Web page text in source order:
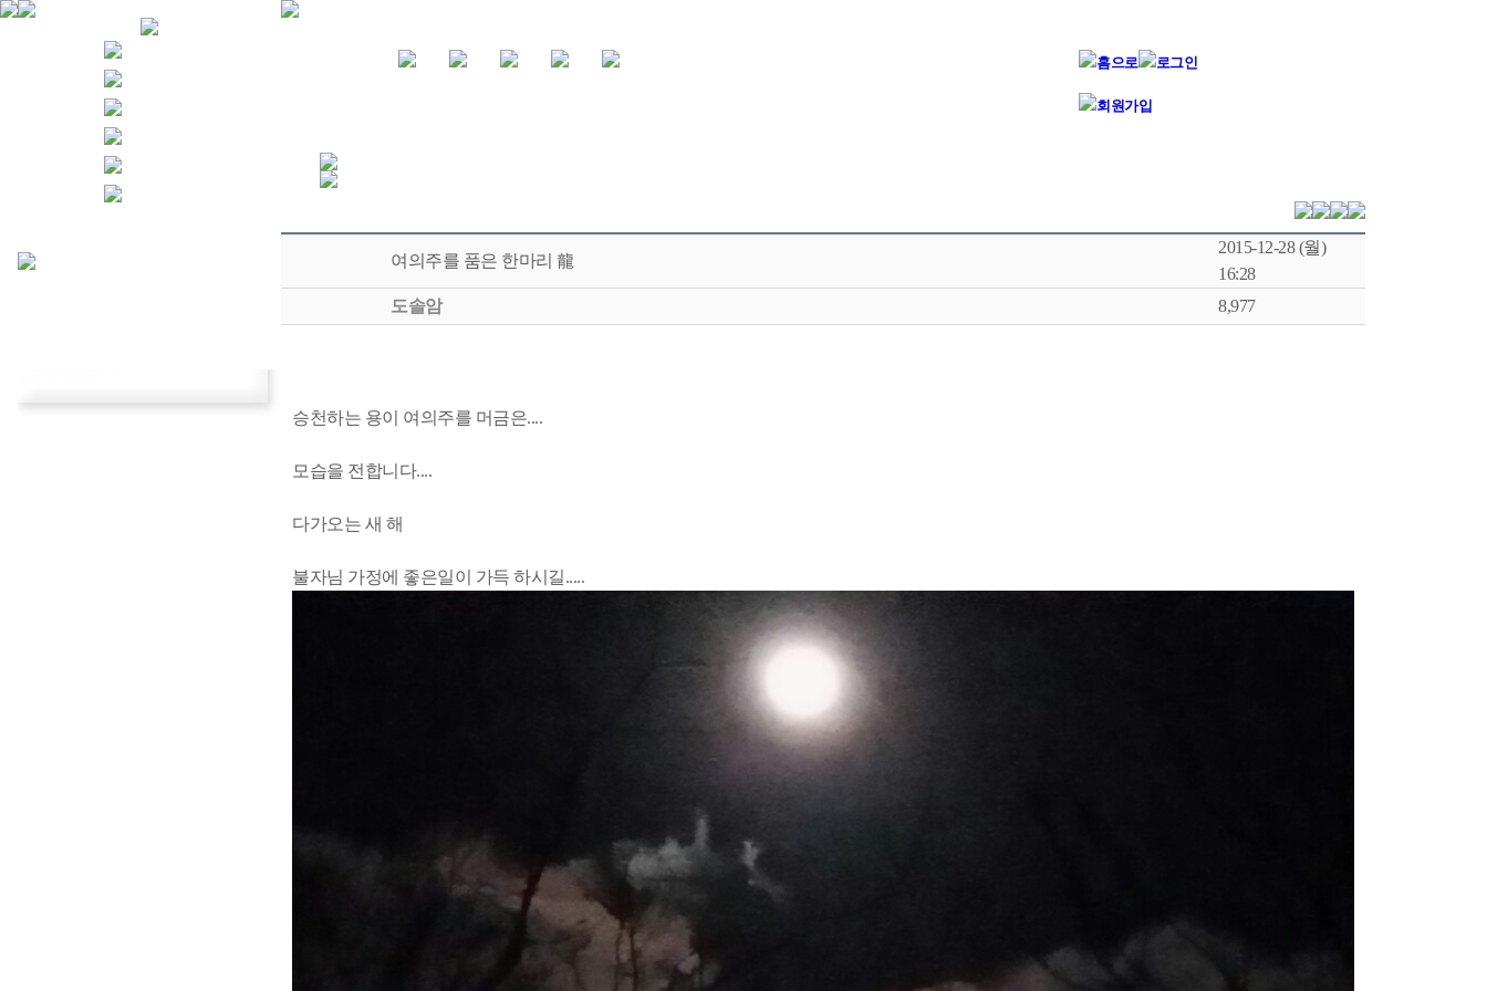
여의주를 품은 한마리 龍
2015-12-28 (월)
16:28
도솔암
8,977
승천하는 용이 여의주를 머금은....
모습을 전합니다....
다가오는 새 해
불자님 가정에 좋은일이 가득 하시길.....